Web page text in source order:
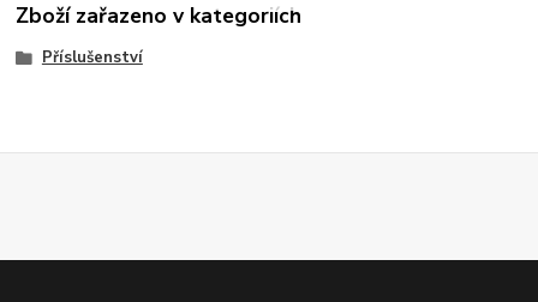
Zboží zařazeno v kategoriích
Příslušenství